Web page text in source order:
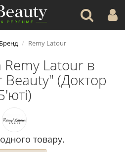
Бренд Remy Latour
Remy Latour в
Beauty" (Доктор
товару.